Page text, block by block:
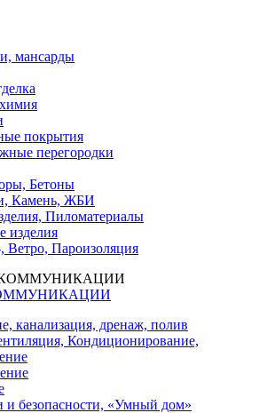
мансарды
покрытия
перегородки
Бетоны
Камень, ЖБИ
Пиломатериалы
изделия
Ветро, Пароизоляция
канализация, дренаж, полив
Кондиционирование,
и безопасности, «Умный дом»